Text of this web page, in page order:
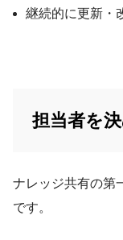
継続的に更新・
担当者を
ナレッジ共有の第
です。